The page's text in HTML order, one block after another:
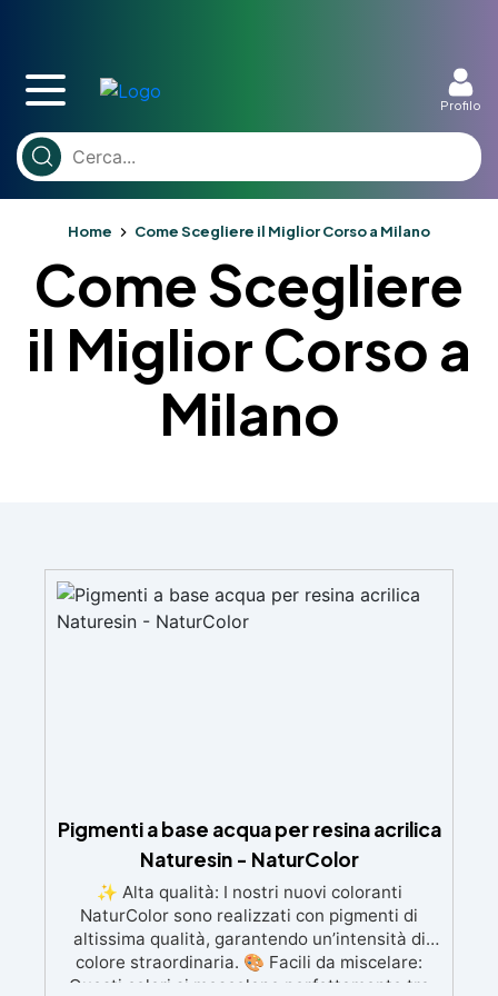
Profilo
Home Come Scegliere il Miglior Corso a Milano
Come Scegliere
il Miglior Corso a
Milano
Pigmenti a base acqua per resina acrilica
Naturesin - NaturColor
✨ Alta qualità: I nostri nuovi coloranti
NaturColor sono realizzati con pigmenti di
altissima qualità, garantendo un’intensità di
colore straordinaria. 🎨 Facili da miscelare:
Questi colori si mescolano perfettamente tra